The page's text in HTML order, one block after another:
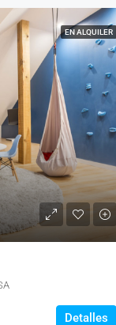
EN ALQUILER
Detalles